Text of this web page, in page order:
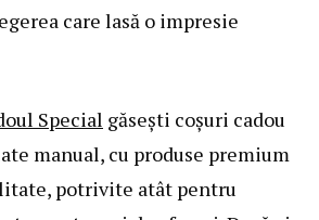
care lasă o impresie
Special găsești coșuri cadou
manual, cu produse premium
potrivite atât pentru